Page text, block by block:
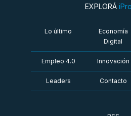
EXPLORÁ
Lo último
Economía
Digital
Empleo 4.0 Innovación
Leaders Contacto